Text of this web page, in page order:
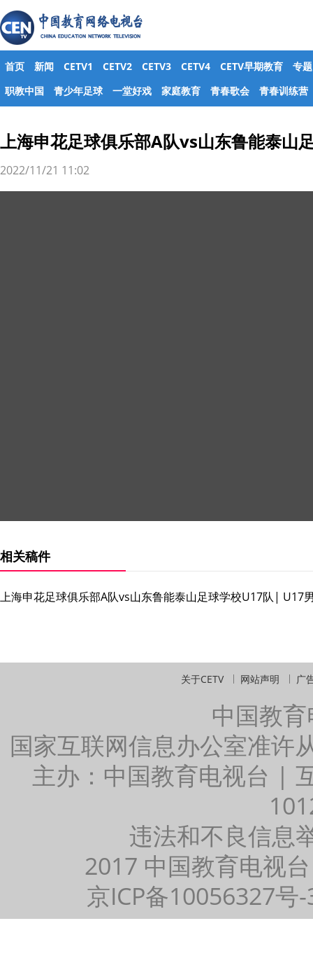
首页 新闻 CETV1 CETV2 CETV3 CETV4 CETV早期教育
专题
职教中国
青少年足球 一堂好戏 家庭教育 青春歌会 青春训练营
上海申花足球俱乐部A队vs山东鲁能泰山
2022/11/21 11:02
相关稿件
上海申花足球俱乐部A队vs山东鲁能泰山足球学校U17队| U17
关于CETV 网站声明 广
中国教
国家互联网信息办公室准许
主办：中国教育电视台 |
违法和不良信息
2017 中国教育电视
京ICP备10056327号